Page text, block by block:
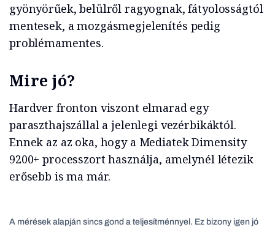
gyönyörűek, belülről ragyognak, fátyolosságtól
mentesek, a mozgásmegjelenítés pedig
problémamentes.
Mire jó?
Hardver fronton viszont elmarad egy
paraszthajszállal a jelenlegi vezérbikáktól.
Ennek az az oka, hogy a Mediatek Dimensity
9200+ processzort használja, amelynél létezik
erősebb is ma már.
A mérések alapján sincs gond a teljesítménnyel. Ez bizony igen jó